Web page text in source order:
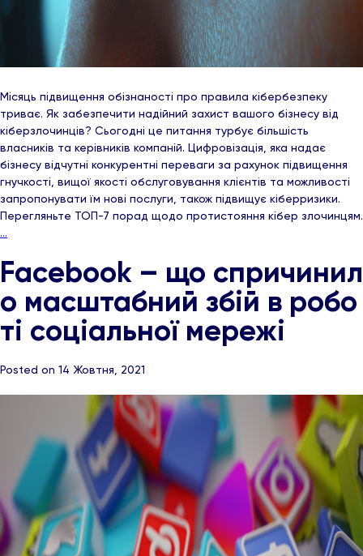
Місяць підвищення обізнаності про правила кібербезпеку
триває. Як забезпечити надійний захист вашого бізнесу від
кіберзлочинців? Сьогодні це питання турбує більшість
власників та керівників компаній. Цифровізація, яка надає
бізнесу відчутні конкурентні переваги за рахунок підвищення
гнучкості, вищої якості обслуговування клієнтів та можливості
запропонувати їм нові послуги, також підвищує кіберризики.
Перегляньте ТОП-7 порад щодо протистояння кібер злочинцям.
…
Facebook – що спричинил
о масштабний збій в робо
ті соціальної мережі
Posted on 14 Жовтня, 2021